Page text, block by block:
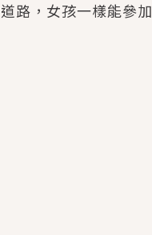
路，女孩一樣能參加
廣宣資源、專屬服
什麼？》追妻火
的香氣、互相愛慕
，無法抗拒的吸
型，但現實中買下
也無法改變的永恆